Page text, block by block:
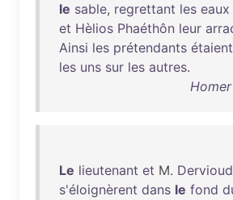
le sable, regrettant les eaux
et Hèlios Phaéthôn leur
Ainsi les prétendants étaient
les uns sur les autres.
Le lieutenant et M. Dervioud
s'éloignèrent dans le fond